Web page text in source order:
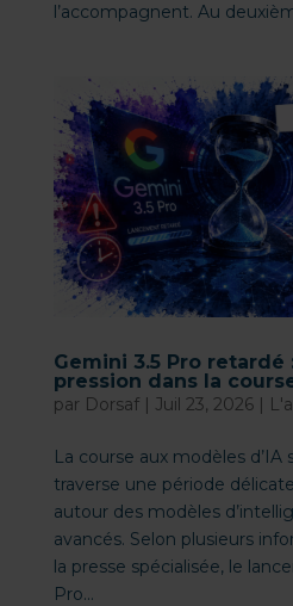
l’accompagnent. Au
Gemini 3.5 Pro retardé
pression dans la
par Dorsaf| Juil 23, 2026|
La course aux modèles d’IA
traverse une période
autour des modèles
avancés. Selon plusieurs
la presse spécialisée, le
Pro...